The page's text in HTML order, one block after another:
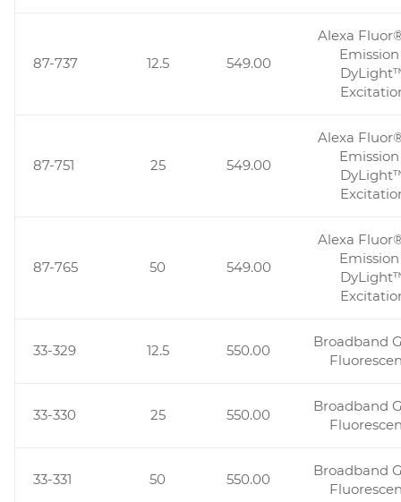
87-737 12.5 549.00
Alexa
87-751 25 549.00
Alexa
87-765 50 549.00
Alexa
33-329 12.5 550.00
Broadband
33-330 25 550.00
Broadband
33-331 50 550.00
Broadband